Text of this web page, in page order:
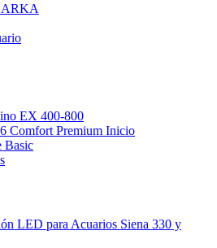
ARKA
EX 400-800
Comfort Premium Inicio
Basic
LED para Acuarios Siena 330 y